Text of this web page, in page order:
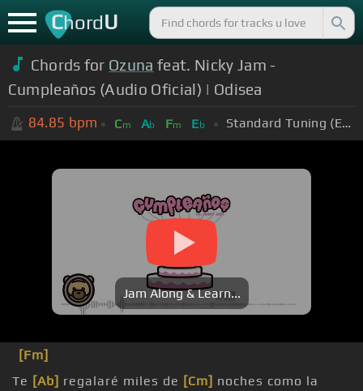
ChordU
Chords for Ozuna feat. Nicky Jam -
Cumpleaños (Audio Oficial) | Odisea
84.85 bpm Cm Ab Fm Eb Standard Tuning (EADGBE)
Jam Along & Learn...
[Fm]
Te [Ab] regalaré miles de [Cm] noches como la